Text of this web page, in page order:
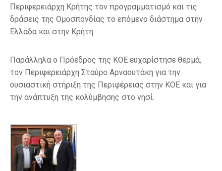
Περιφερειάρχη Κρήτης τον προγραμματισμό και τις
δράσεις της Ομοσπονδίας το επόμενο διάστημα στην
Ελλάδα και στην Κρήτη.
Παράλληλα ο Πρόεδρος της ΚΟΕ ευχαρίστησε θερμά,
τον Περιφερειάρχη Σταύρο Αρναουτάκη για την
ουσιαστική στήριξη της Περιφέρειας στην ΚΟΕ και για
την ανάπτυξη της κολύμβησης στο νησί.